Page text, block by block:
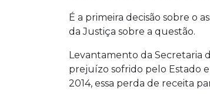
É a primeira decisão sobre o
da Justiça sobre a questão.
Levantamento da Secretaria
prejuízo sofrido pelo Estado
2014, essa perda de receita